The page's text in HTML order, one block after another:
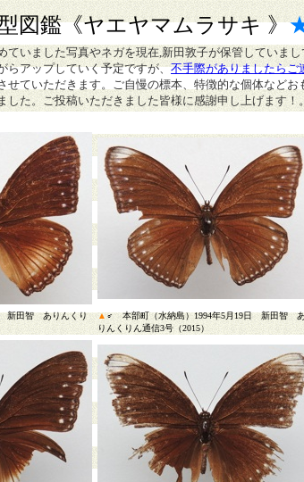
図鑑《ヤエヤマムラサキ 》
いました写真やネガを現在,新田敦子が保管していま
らアップしていく予定ですが、不手際がありましたらご
ていただきます。ご自慢の標本、特徴的な個体など
た。ご投稿いただきました皆様に感謝申し上げます
新田智 ありんくり
▲♂ 本部町（水納島）1994年5月19日 新田智
りんくりん通信3号（2015）